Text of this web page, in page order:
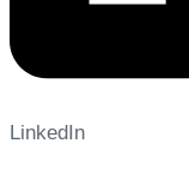
LinkedIn